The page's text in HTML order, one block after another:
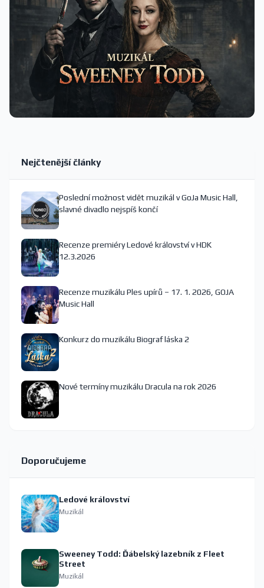
Nejčtenější články
Poslední možnost vidět muzikál v GoJa Music Hall,
slavné divadlo nejspíš končí
Recenze premiéry Ledové království v HDK
12.3.2026
Recenze muzikálu Ples upírů – 17. 1. 2026, GOJA
Music Hall
Konkurz do muzikálu Biograf láska 2
Nové termíny muzikálu Dracula na rok 2026
Doporučujeme
Ledové království
Muzikál
Sweeney Todd: Ďábelský lazebník z Fleet
Street
Muzikál